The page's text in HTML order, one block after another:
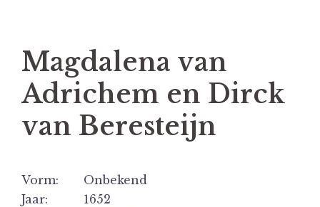
Magdalena van
Adrichem en Dirck
van Beresteijn
Vorm: Onbekend
Jaar: 1652